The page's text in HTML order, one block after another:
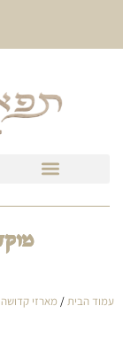
מוקד
עמוד הבית/ מארזי